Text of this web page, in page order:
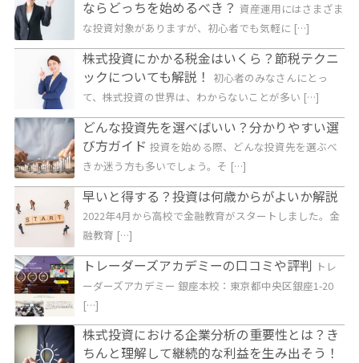
ならどっちを始めるべき？ 資産運用にはさまざま
な投資対象がありますが、初心者でも気軽に […]
株式投資にかかる税金はいくら？節税テクニ
ックについても解説！
初心者のみなさんにとっ
て、株式投資の世界は、わからないことが多い […]
どんな投資先を選べばいい？分かりやすい選
び方ガイド 投資を始める際、どんな投資先を選ぶべ
きか迷う方も多いでしょう。そ […]
早いと得する？投資は何歳からがよいか解説
2022年4月から高校で金融教育がスタートしました。金
融教育 […]
トレーダーズアカデミーの口コミや評判 トレ
ーダーズアカデミー 銀座本校：東京都中央区銀座1-20
[…]
株式投資における企業分析の重要性とは？き
ちんと理解して継続的な利益を生み出そう！